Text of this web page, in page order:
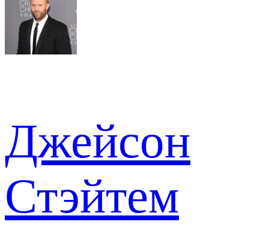
Джейсон
Стэйтем